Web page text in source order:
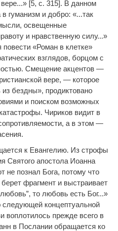
[5, с. 315]. В данном
гуманизм и добро: «...так
освещенные
и нравственную силу...»
повести «Роман в клетке»
взглядов, борцом с
Смещение акцентов —
вере, — которое
бездны», продиктовано
и поиском возможных
Чириков видит в
а в этом —
к Евангелию. Из строфы
Святого апостола Иоанна
не познал Бога, потому что
фрагмент и выстраивает
то любовь есть Бог...»
следующей концептуальной
воплотилось прежде всего в
в Послании обращается ко